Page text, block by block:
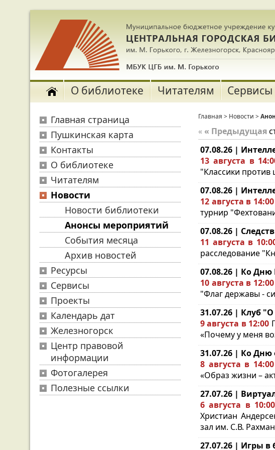
О библиотеке Читателям Сервисы
Главная страница
Пушкинская карта
Контакты
О библиотеке
Читателям
Новости
Новости библиотеки
Анонсы мероприятий
События месяца
Архив новостей
Ресурсы
Сервисы
Проекты
Календарь дат
Железногорск
Центр правовой
информации
Фотогалерея
Полезные ссылки
Главная > Новости >
« « Предыдущая
07.08.26 |
13 августа в
"Классики
07.08.26 |
12 августа в 14:00
турнир
07.08.26 |
11 августа в
расследование
07.08.26 | Ко Дню
10 августа в 12:00
"Флаг державы -
31.07.26 | Клуб
9 августа в 12:00
«Почему у меня
31.07.26 | Ко Дню
8 августа в 14:00
«Образ жизни –
27.07.26 |
6 августа в 10:00
Христиан
зал им. С.В.
27.07.26 | Игры в